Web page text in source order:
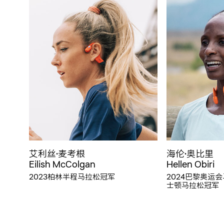
艾利丝·麦考根
Eilish McColgan
2023柏林半程马拉松冠军
海伦·奥比里
Hellen Obiri
2024巴黎奥运
士顿马拉松冠军